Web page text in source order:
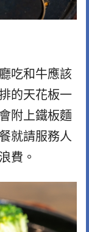
吃和牛應該
的天花板一
附上鐵板麵
就請服務人
費。